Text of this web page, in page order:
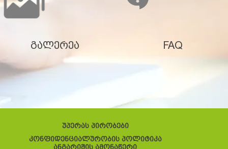
გალერეა FAQ
უპერას პირობები
კონფიდენციალურობის პოლიტიკა
ანგარიშის ამონაწერი